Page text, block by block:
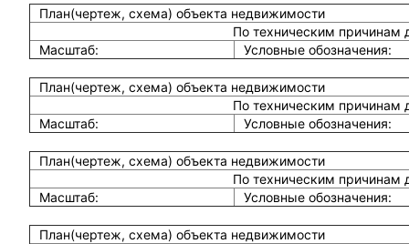
План(чертеж, схема) объекта недвижимости
По техническим причинам
Масштаб:
Условные обозначения:
План(чертеж, схема) объекта недвижимости
По техническим причинам
Масштаб:
Условные обозначения:
План(чертеж, схема) объекта недвижимости
По техническим причинам
Масштаб:
Условные обозначения:
План(чертеж, схема) объекта недвижимости